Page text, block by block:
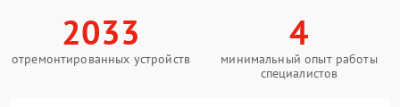
2033
отремонтированных устройств
4
минимальный опыт работы
специалистов